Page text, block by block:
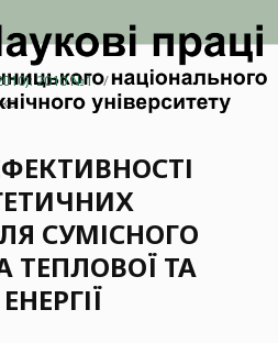
2010 №1 /
СУМІСНОГО
ТЕПЛОВОЇ ТА